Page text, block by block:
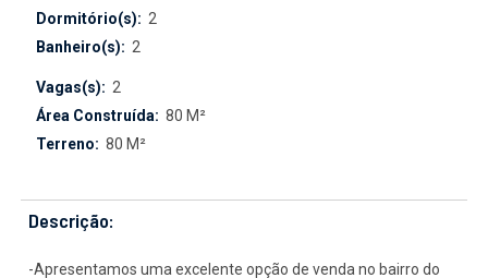
Dormitório(s): 2
Banheiro(s): 2
Vagas(s): 2
Área Construída: 80 M²
Terreno: 80 M²
Descrição:
-Apresentamos uma excelente opção de venda no bairro do